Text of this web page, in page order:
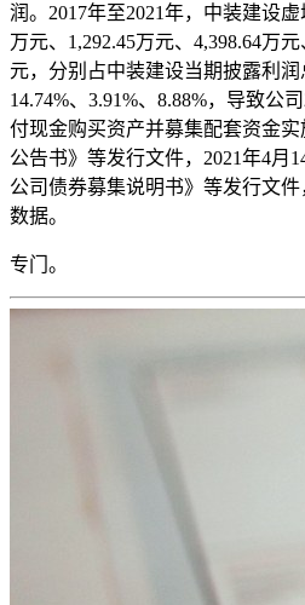
润。2017年至2021年，中装建设
万元、1,292.45万元、4,398.64万
元，分别占中装建设当期披露利润
14.74%、3.91%、8.88%，导致公
付现金购买资产并募集配套资金
公告书》等发行文件，2021年4月
公司债券募集说明书》等发行文
数据。
专门。